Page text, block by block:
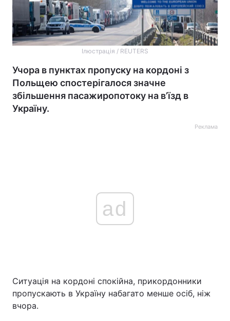
Україна Політика
Економіка
Ілюстрація / REUTERS
Учора в пунктах пропуску на кордоні з
Польщею спостерігалося значне
збільшення пасажиропотоку на в’їзд в
Україну.
Реклама
ad
Ситуація на кордоні спокійна, прикордонники
пропускають в Україну набагато менше осіб, ніж
вчора.